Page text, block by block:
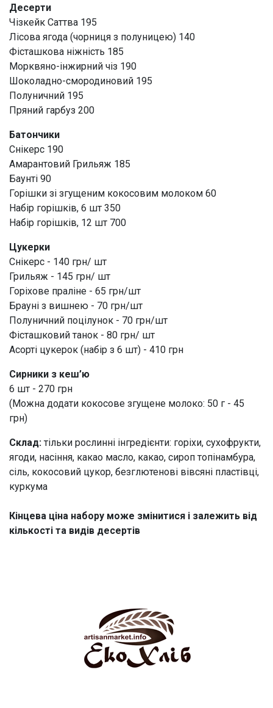
Десерти
Чізкейк Саттва 195
Лісова ягода (чорниця з полуницею) 140
Фісташкова ніжність 185
Морквяно-інжирний чіз 190
Шоколадно-смородиновий 195
Полуничний 195
Пряний гарбуз 200
Батончики
Снікерс 190
Амарантовий Грильяж 185
Баунті 90
Горішки зі згущеним кокосовим молоком 60
Набір горішків, 6 шт 350
Набір горішків, 12 шт 700
Цукерки
Снікерс - 140 грн/ шт
Грильяж - 145 грн/ шт
Горіхове праліне - 65 грн/шт
Брауні з вишнею - 70 грн/шт
Полуничний поцілунок - 70 грн/шт
Фісташковий танок - 80 грн/ шт
Асорті цукерок (набір з 6 шт) - 410 грн
Сирники з кеш’ю
6 шт - 270 грн
(Можна додати кокосове згущене молоко: 50 г - 45
грн)
Склад: тільки рослинні інгредієнти: горіхи, сухофрукти,
ягоди, насіння, какао масло, какао, сироп топінамбура,
сіль, кокосовий цукор, безглютенові вівсяні пластівці,
куркума
Кінцева ціна набору може змінитися і залежить від
кількості та видів десертів